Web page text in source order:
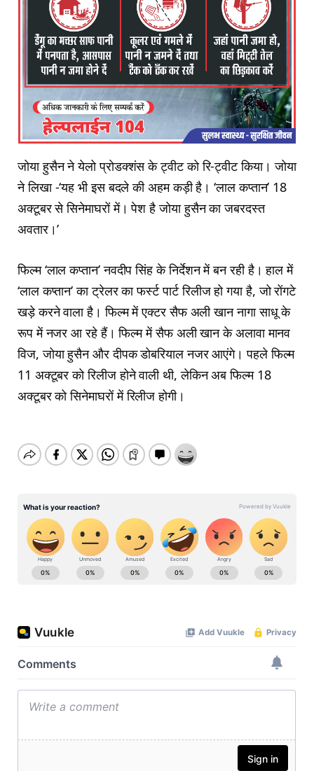
जोया हुसैन ने येलो प्रोडक्शंस के ट्वीट को रि-ट्वीट किया। जोया
ने लिखा -‘यह भी इस बदले की अहम कड़ी है। ‘लाल कप्तान’ 18
अक्टूबर से सिनेमाघरों में। पेश है जोया हुसैन का जबरदस्त
अवतार।’
फिल्म ‘लाल कप्तान’ नवदीप सिंह के निर्देशन में बन रही है। हाल में
‘लाल कप्तान’ का ट्रेलर का फर्स्ट पार्ट रिलीज हो गया है, जो रोंगटे
खड़े करने वाला है। फिल्म में एक्टर सैफ अली खान नागा साधू के
रूप में नजर आ रहे हैं। फिल्म में सैफ अली खान के अलावा मानव
विज, जोया हुसैन और दीपक डोबरियाल नजर आएंगे। पहले फिल्म
11 अक्टूबर को रिलीज होने वाली थी, लेकिन अब फिल्म 18
अक्टूबर को सिनेमाघरों में रिलीज होगी।